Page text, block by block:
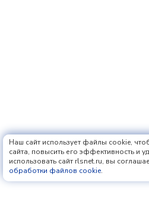
Наш сайт использует файлы cookie,
сайта, повысить его эффективность и
использовать сайт rlsnet.ru, вы
обработки файлов cookie.